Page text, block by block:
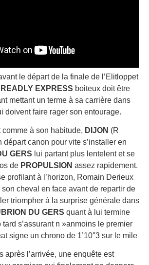
le départ de la finale de l’Elitloppet
READLY EXPRESS boiteux doit être
mettant un terme à sa carrière dans
doivent faire rager son entourage.
à son habitude, DIJON (R
départ canon pour vite s’installer en
GERS lui partant plus lentelent et se
de PROPULSION assez rapidement.
profilant à l’horizon, Romain Derieux
cheval en face avant de repartir de
triompher à la surprise générale dans
DU GERS quant à lui termine
s’assurant n »anmoins le premier
signe un chrono de 1’10″3 sur le mile
après l’arrivée, une enquête est